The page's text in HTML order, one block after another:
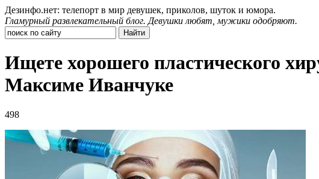
Дезинфо.нет: телепорт в мир девушек, приколов, шуток и юмора.
Гламурный развлекательный блог. Девушки любят, мужики одобряют.
Ищете хорошего пластического
Максиме Иванчуке
498